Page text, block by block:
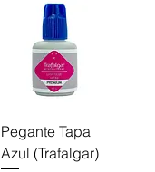
Pegante Tapa
Azul (Trafalgar)